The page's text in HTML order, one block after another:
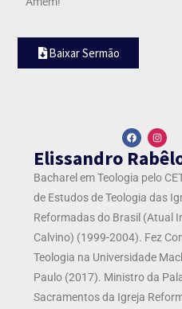
Baixar Sermão
Elissandro
Bacharel em Teologia pelo
de Estudos de Teologia das
Reformadas do Brasil (Atual
Calvino) (1999-2004). Fez
Teologia na Universidade
Paulo (2017). Ministro da
Sacramentos da Igreja